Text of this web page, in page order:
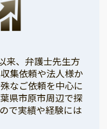
来、弁護士先生方
集依頼や法人様か
なご依頼を中心に
県市原市周辺で探
で実績や経験には